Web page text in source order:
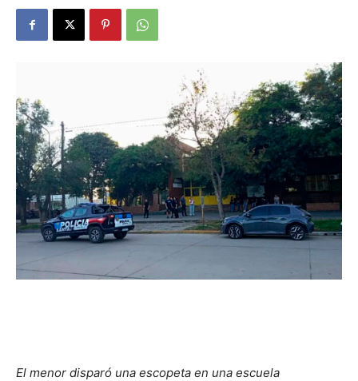
El menor disparó una escopeta en una escuela